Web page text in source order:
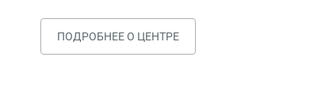
ПОДРОБНЕЕ О ЦЕНТРЕ